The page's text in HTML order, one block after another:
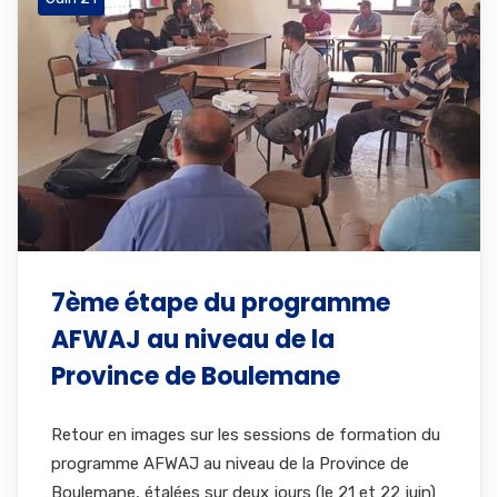
7ème étape du programme
AFWAJ au niveau de la
Province de Boulemane
Retour en images sur les sessions de formation du
programme AFWAJ au niveau de la Province de
Boulemane, étalées sur deux jours (le 21 et 22 juin)